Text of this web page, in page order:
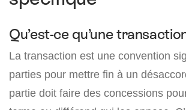
Qu’est-ce qu’une
La transaction est une convention
parties pour mettre fin à un
partie doit faire des concessions